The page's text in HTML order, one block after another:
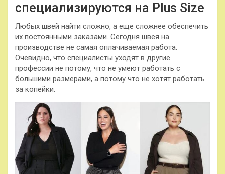
специализируются на Plus Size
Любых швей найти сложно, а еще сложнее обеспечить
их постоянными заказами. Сегодня швея на
производстве не самая оплачиваемая работа.
Очевидно, что специалисты уходят в другие
профессии не потому, что не умеют работать с
большими размерами, а потому что не хотят работать
за копейки.